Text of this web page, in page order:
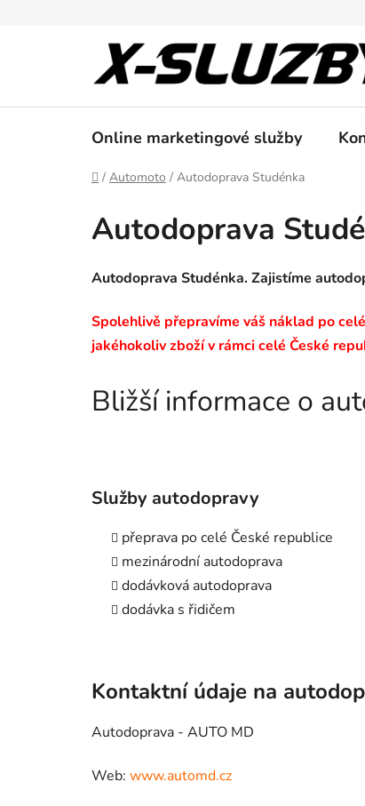
Online marketingové služby
Domů
/ Automoto / Autodoprava Studénka
Autodoprava
Autodoprava Studénka. Zajistíme
Spolehlivě přepravíme váš náklad po
jakéhokoliv zboží v rámci celé České
Bližší informace o
Služby autodopravy
přeprava po celé České republice
mezinárodní autodoprava
dodávková autodoprava
dodávka s řidičem
Kontaktní údaje na
Autodoprava - AUTO MD
Web: www.automd.cz